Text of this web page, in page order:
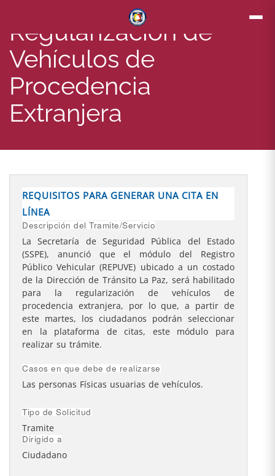
Regularización de
Vehículos de
Procedencia
Extranjera
REQUISITOS PARA GENERAR UNA CITA EN
LÍNEA
Descripción del Tramite/Servicio
La Secretaría de Seguridad Pública del Estado
(SSPE), anunció que el módulo del Registro
Público Vehicular (REPUVE) ubicado a un costado
de la Dirección de Tránsito La Paz, será habilitado
para la regularización de vehículos de
procedencia extranjera, por lo que, a partir de
este martes, los ciudadanos podrán seleccionar
en la plataforma de citas, este módulo para
realizar su trámite.
Casos en que debe de realizarse
Las personas Físicas usuarias de vehículos.
Tipo de Solicitud
Tramite
Dirigido a
Ciudadano